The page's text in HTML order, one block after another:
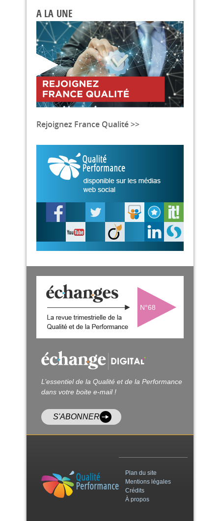
A LA UNE
Rejoignez France Qualité >>
N°68
L’essentiel de la Qualité et de la Performance
dans votre boite e-mail !
S'ABONNER
Plan du site
Mentions légales
Crédits
À propos